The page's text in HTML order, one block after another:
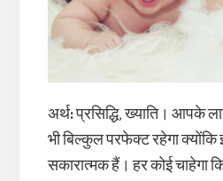
अर्थ:प्रसिद्धि, ख्याति। आपके
भी बिल्कुल परफेक्ट रहेगा क्योंकि
सकारात्मक हैं। हर कोई चाहेगा